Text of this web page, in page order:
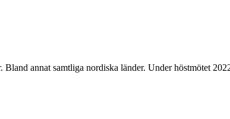
annat samtliga nordiska länder. Under höstmötet